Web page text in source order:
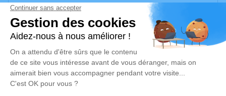
vos condoléances, partager des photos souvenirs, une
anecdote ou exprimer vos pensées à travers des
poèmes ou des textes. Cet endroit est un lieu
d'expression dédié à honorer la mémoire de Fabrice
PRÉLY.
Un service de plantation d’arbre hommage est
disponible ici.